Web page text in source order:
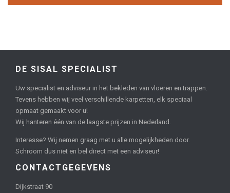
DE SISAL SPECIALIST
Uw specialist en adviseur in het bekleden van vloeren en trappen.
Tevens hebben wij veel verschillende karpetten, elk speciaal
opmaat gemaakt voor u!
Wij hanteren één van de laagste prijzen in Nederland.
Interesse? Wij nemen graag met u alle mogelijkheden door.
Schroom dus niet en bel direct met een adviseur!
CONTACTGEGEVENS
Dijkstraat 90